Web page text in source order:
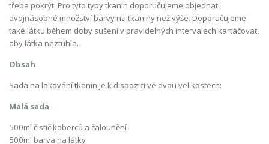
třeba pokrýt. Pro tyto typy tkanin doporučujeme objednat
dvojnásobné množství barvy na tkaniny než výše. Doporučujeme
také látku během doby sušení v pravidelných intervalech kartáčovat,
aby látka neztuhla.
Obsah
Sada na lakování tkanin je k dispozici ve dvou velikostech:
Malá sada
500ml čistič koberců a čalounění
500ml barva na látky